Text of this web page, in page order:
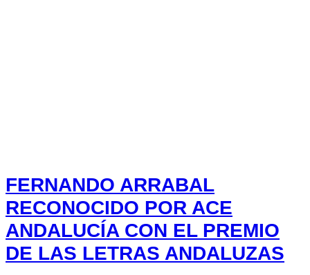
FERNANDO ARRABAL
RECONOCIDO POR ACE
ANDALUCÍA CON EL PREMIO
DE LAS LETRAS ANDALUZAS